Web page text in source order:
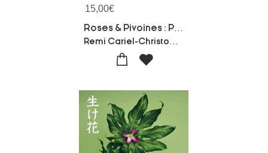
15,00€